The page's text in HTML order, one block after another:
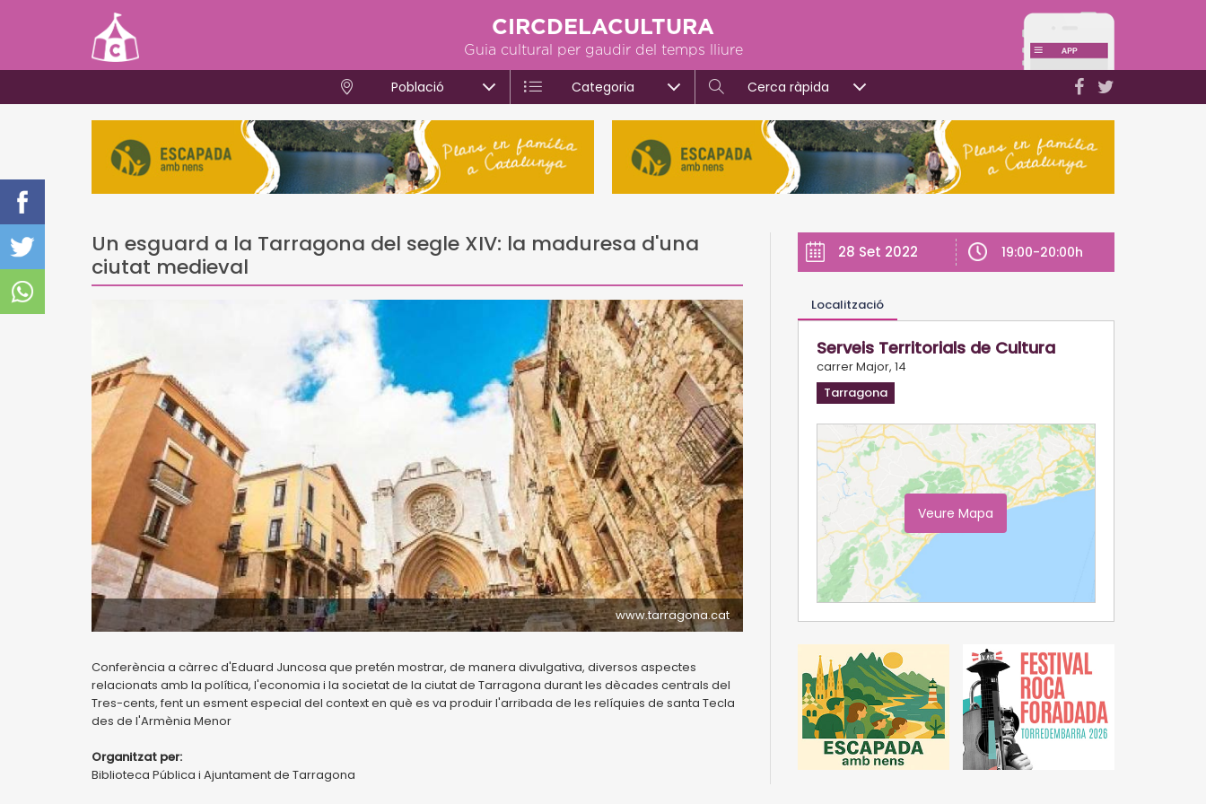
CIRCDELACULTURA
Guia cultural per gaudir del temps lliure
Població Categoria Cerca ràpida
Un esguard a la Tarragona del segle XIV: la maduresa d'una
ciutat medieval
www.tarragona.cat
Conferència a càrrec d'Eduard Juncosa que pretén mostrar, de manera divulgativa, diversos aspectes
relacionats amb la política, l'economia i la societat de la ciutat de Tarragona durant les dècades centrals del
Tres-cents, fent un esment especial del context en què es va produir l'arribada de les relíquies de santa Tecla
des de l'Armènia Menor
Organitzat per:
Biblioteca Pública i Ajuntament de Tarragona
28 Set 2022 19:00-20:00h
Localització
Serveis Territorials de Cultura
carrer Major, 14
Tarragona
Veure Mapa